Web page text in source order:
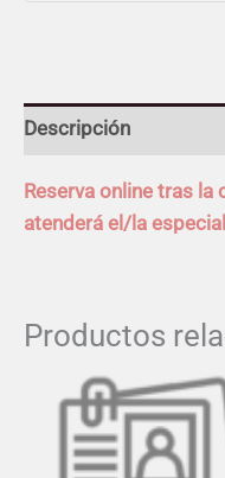
Descripción
Reserva online tras
atenderá el/la
Productos